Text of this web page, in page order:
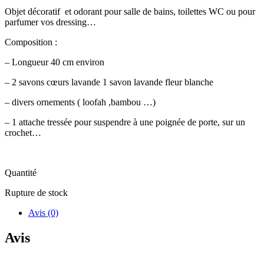
Objet décoratif et odorant pour salle de bains, toilettes WC ou pour
parfumer vos dressing…
Composition :
– Longueur 40 cm environ
– 2 savons cœurs lavande 1 savon lavande fleur blanche
– divers ornements ( loofah ,bambou …)
– 1 attache tressée pour suspendre à une poignée de porte, sur un
crochet…
Quantité
Rupture de stock
Avis (0)
Avis